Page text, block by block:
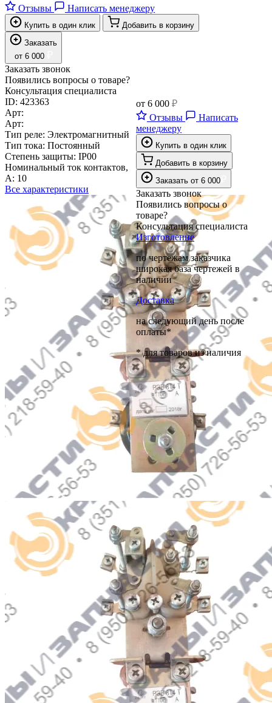
Отзывы
Написать менеджеру
Купить в один клик
Добавить в корзину
Заказать
от 6 000
Заказать звонок
Появились вопросы о товаре?
Консультация специалиста
ID: 423363
Арт:
Арт:
Тип реле: Электромагнитный
Тип тока: Постоянный
Степень защиты: IP00
Номинальный ток контактов,
А: 10
Все характеристики
от 6 000 ₽
Отзывы
Написать
менеджеру
Купить в один клик
Добавить в корзину
Заказать от 6 000
Заказать звонок
Появились вопросы о
товаре?
Консультация специалиста
Изготовление
по чертежам заказчика
широкая база чертежей в
наличии
Доставка
на следующий день после
оплаты*
* для товаров из наличия